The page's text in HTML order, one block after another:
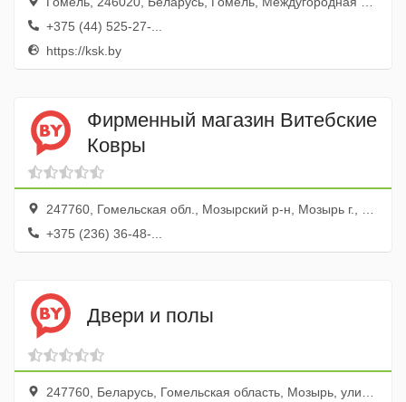
+375 (44) 525-27-...
https://ksk.by
Фирменный магазин Витебские
Ковры
247760, Гомельская обл., Мозырский р-н, Мозырь г., бул. Юности, 110а
+375 (236) 36-48-...
Двери и полы
247760, Беларусь, Гомельская область, Мозырь, улица Малинина, 1А, Рынок Славянский, пав.154